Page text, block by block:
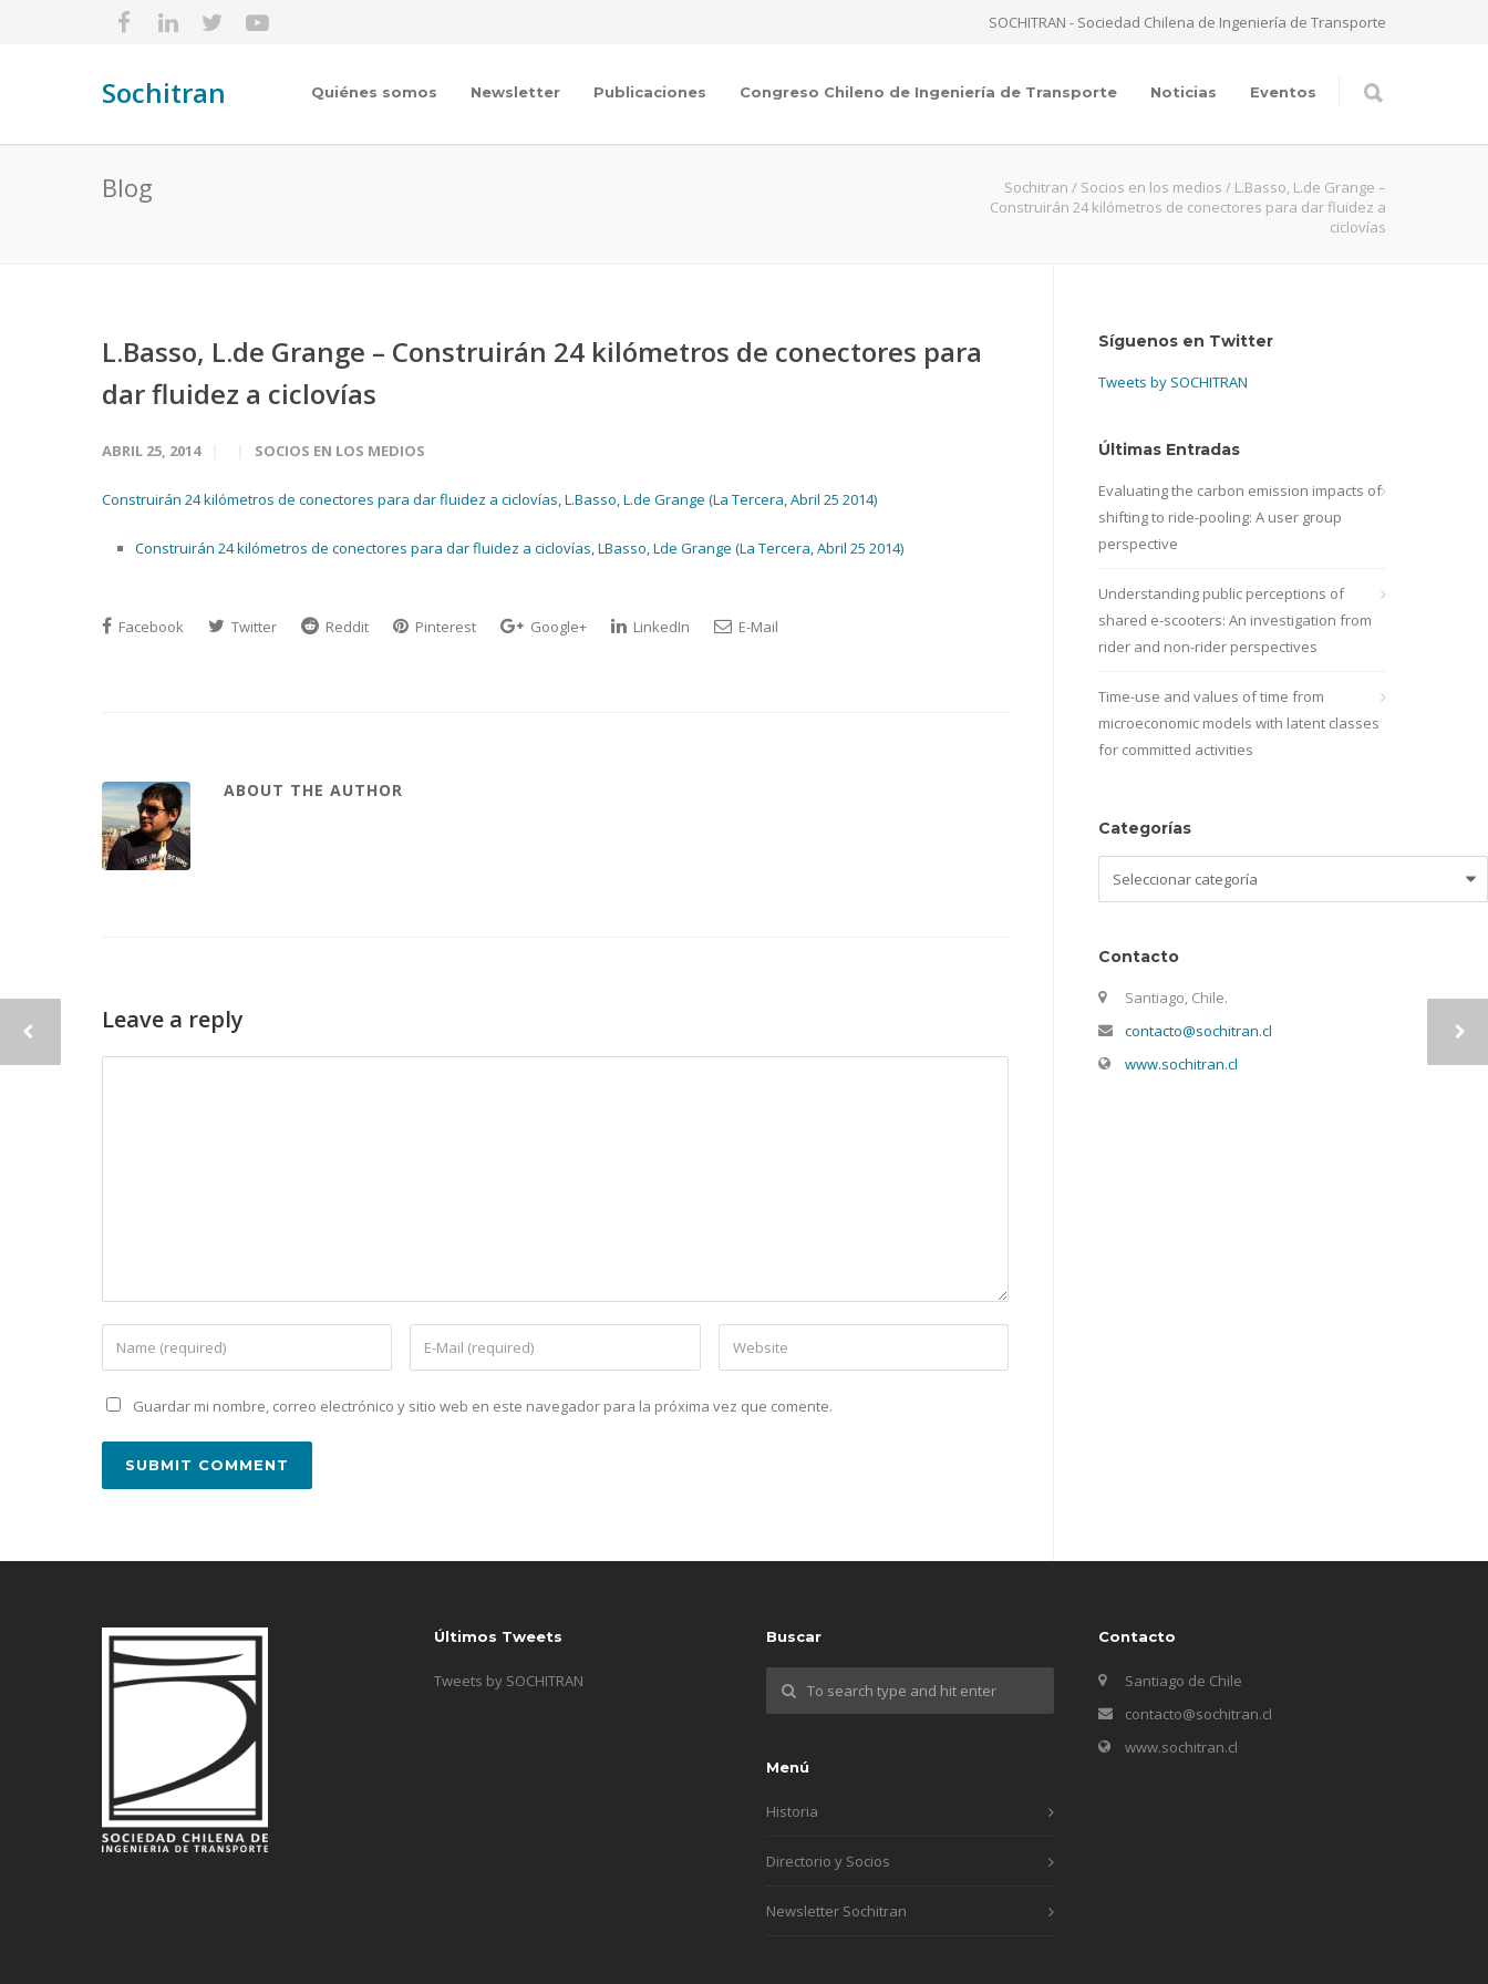
SOCHITRAN - Sociedad Chilena de Ingeniería de Transporte
Sochitran Quiénes somos Newsletter Publicaciones Congreso Chileno de Ingeniería de Transporte Noticias Eventos
Blog Sochitran / Socios en los medios / L.Basso, L.de Grange –
Construirán 24 kilómetros de conectores para dar fluidez a
ciclovías
L.Basso, L.de Grange – Construirán 24 kilómetros de conectores para
dar fluidez a ciclovías
ABRIL 25, 2014 SOCIOS EN LOS MEDIOS
Construirán 24 kilómetros de conectores para dar fluidez a ciclovías, L.Basso, L.de Grange (La Tercera, Abril 25 2014)
Construirán 24 kilómetros de conectores para dar fluidez a ciclovías, LBasso, Lde Grange (La Tercera, Abril 25 2014)
Facebook Twitter Reddit Pinterest Google+ LinkedIn E-Mail
ABOUT THE AUTHOR
Leave a reply
Guardar mi nombre, correo electrónico y sitio web en este navegador para la próxima vez que comente.
Síguenos en Twitter
Tweets by SOCHITRAN
Últimas Entradas
Evaluating the carbon emission impacts of
shifting to ride-pooling: A user group
perspective
Understanding public perceptions of
shared e-scooters: An investigation from
rider and non-rider perspectives
Time-use and values of time from
microeconomic models with latent classes
for committed activities
Categorías
Contacto
Santiago, Chile.
contacto@sochitran.cl
www.sochitran.cl
Últimos Tweets
Tweets by SOCHITRAN
Buscar
Menú
Historia
Directorio y Socios
Newsletter Sochitran
Contacto
Santiago de Chile
contacto@sochitran.cl
www.sochitran.cl